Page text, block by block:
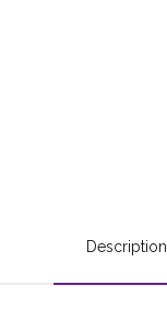
Description